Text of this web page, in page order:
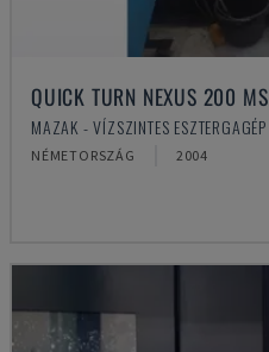
QUICK TURN NEXUS 200 MS
MAZAK - VÍZSZINTES ESZTERGAGÉP
NÉMETORSZÁG 2004